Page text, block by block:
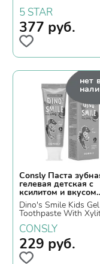
5 STAR
377 руб.
нет
Consly Паста
гелевая детская c
ксилитом и вкусом
арбуза
Dino's Smile Kids Gel
Toothpaste With
And Watermelon,
CONSLY
229 руб.